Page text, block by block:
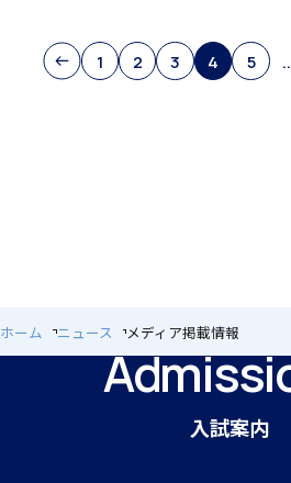
1 2 3 4 5
ホーム ニュース メディア掲載情報
入試案内
個人課題研究
キャンプ